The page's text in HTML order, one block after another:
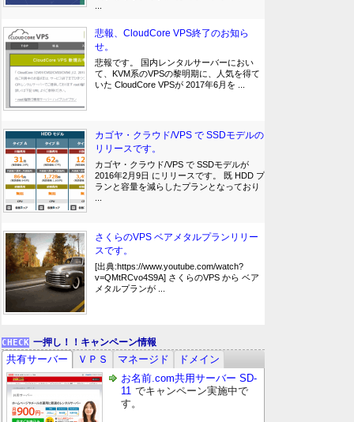
悲報、CloudCore VPS終了のお知ら
せ。
悲報です。 国内レンタルサーバーにおい
て、KVM系のVPSの黎明期に、人気を得て
いた CloudCore VPSが 2017年6月を ...
カゴヤ・クラウド/VPS で SSDモデルの
リリースです。
カゴヤ・クラウド/VPS で SSDモデルが
2016年2月9日 にリリースです。 既 HDD プ
ランと容量を減らしたプランとなっており
さくらのVPS ベアメタルプランリリー
スです。
[出典:https://www.youtube.com/watch?
v=QMtRCvo4S9A] さくらのVPS から ベア
メタルプランが ...
一押し！！キャンペーン情報
共有サーバー ＶＰＳ マネージド
ドメイン
お名前.com共用サーバー SD-
11 でキャンペーン実施中で
す。